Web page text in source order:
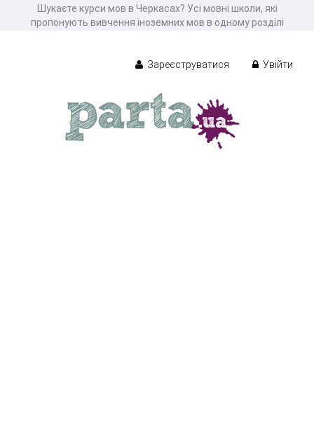
Шукаєте курси мов в Черкасах? Усі мовні школи, які
пропонують вивчення іноземних мов в одному розділі
Зареєструватися Увійти